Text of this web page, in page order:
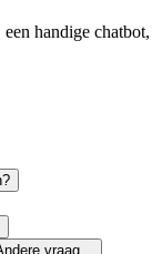
handige chatbot,
vraag...